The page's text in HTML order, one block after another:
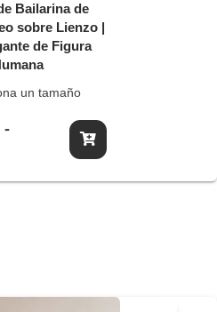
Bailarina de
sobre Lienzo |
de Figura
un tamaño
-
Rango
precios: